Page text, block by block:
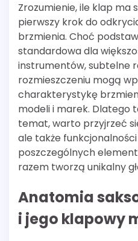
Zrozumienie, ile klap ma
pierwszy krok do
brzmienia. Choć
standardowa dla
instrumentów, subtelne
rozmieszczeniu mogą
charakterystykę
modeli i marek. Dlatego
temat, warto przyjrzeć
ale także
poszczególnych
razem tworzą unikalny
Anatomia
i jego klapowy